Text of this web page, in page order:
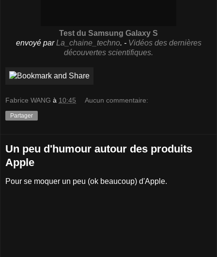
Test du Samsung Galaxy S
envoyé parLa_chaine_techno. - Vidéos des dernières
découvertes scientifiques.
Fabrice WANG à 10:45 Aucun commentaire:
Partager
Un peu d'humour autour des produits
Apple
Pour se moquer un peu (ok beaucoup) d'Apple.